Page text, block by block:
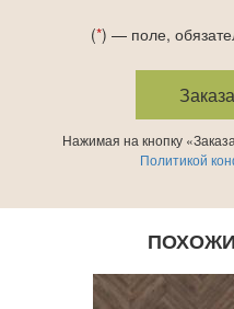
(*) — поле,
Нажимая на кнопку
Политикой